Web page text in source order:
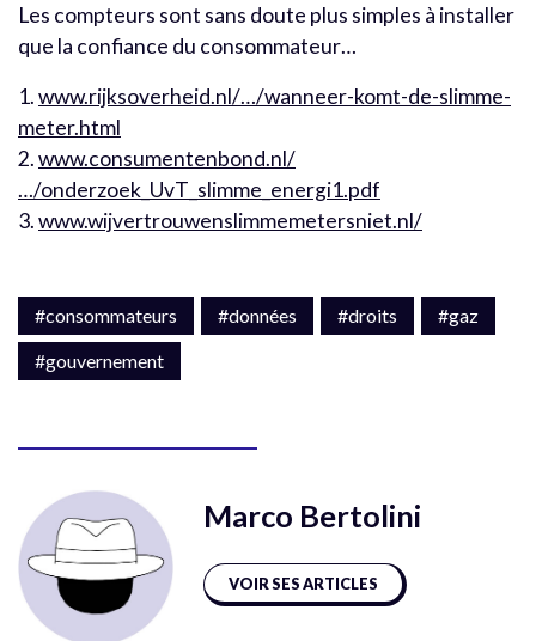
Les compteurs sont sans doute plus simples à installer
que la confiance du consommateur…
1.www.rijksoverheid.nl/…/wanneer-komt-de-slimme-
meter.html
2.www.consumentenbond.nl/
…/onderzoek_UvT_slimme_energi1.pdf
3.www.wijvertrouwenslimmemetersniet.nl/
#consommateurs #données #droits
#gaz
#gouvernement
Marco Bertolini
VOIR SES ARTICLES